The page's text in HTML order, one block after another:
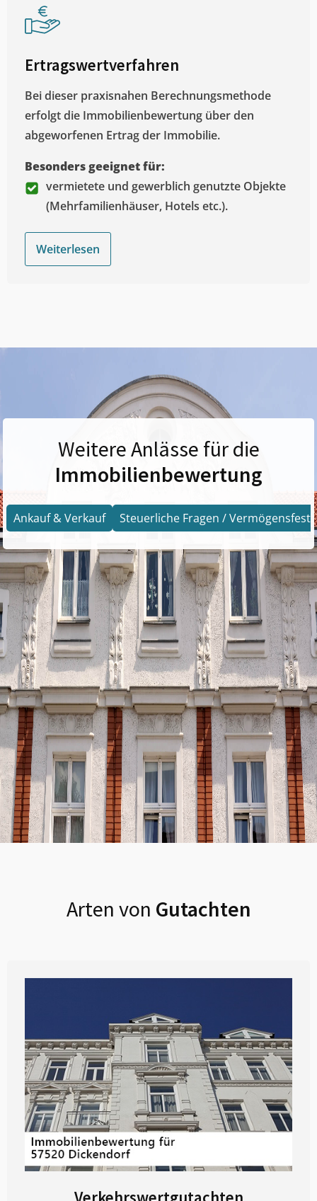
Ertragswertverfahren
Bei dieser praxisnahen Berechnungsmethode
erfolgt die Immobilienbewertung über den
abgeworfenen Ertrag der Immobilie.
Besonders geeignet für:
vermietete und gewerblich genutzte Objekte
(Mehrfamilienhäuser, Hotels etc.).
Weiterlesen
Weitere Anlässe für die
Immobilienbewertung
Ankauf & Verkauf Steuerliche Fragen /
Arten von Gutachten